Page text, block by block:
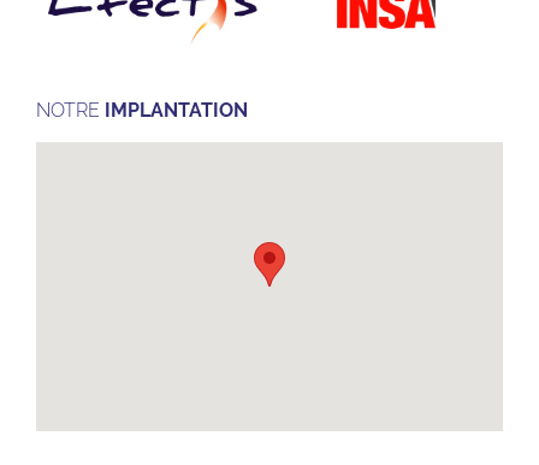
NOTRE IMPLANTATION